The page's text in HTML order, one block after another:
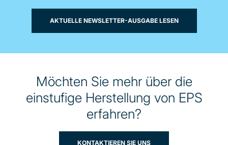
AKTUELLE NEWSLETTER-AUSGABE LESEN
Möchten Sie mehr über die
einstufige Herstellung von EPS
erfahren?
KONTAKTIEREN SIE UNS